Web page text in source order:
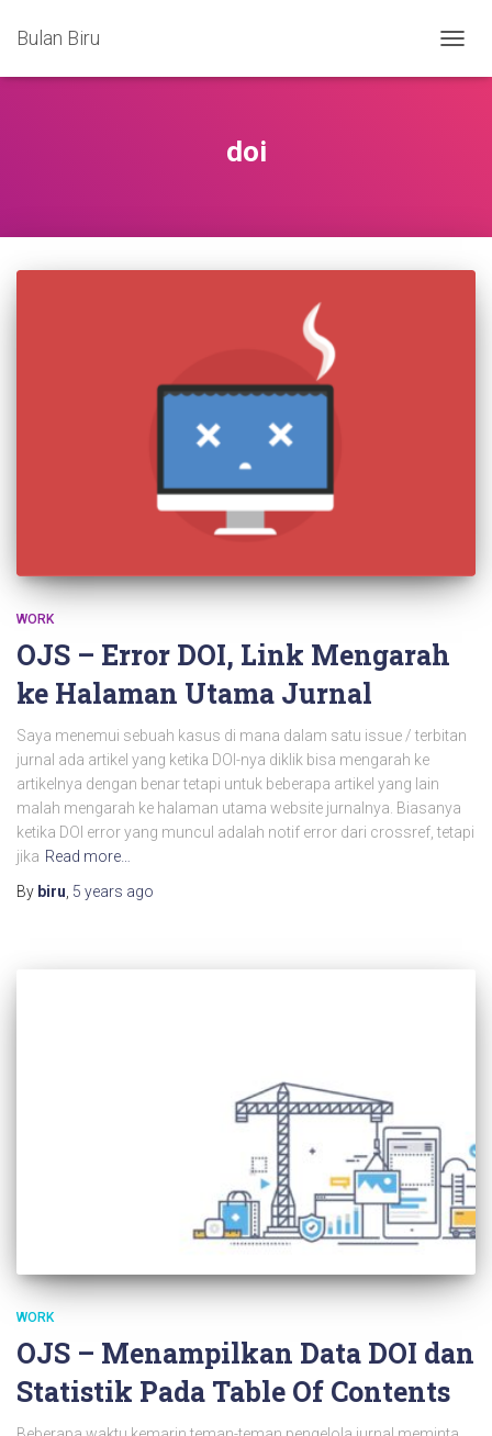
Bulan Biru
doi
WORK
OJS – Error DOI, Link Mengarah
ke Halaman Utama Jurnal
Saya menemui sebuah kasus di mana dalam satu issue / terbitan
jurnal ada artikel yang ketika DOI-nya diklik bisa mengarah ke
artikelnya dengan benar tetapi untuk beberapa artikel yang lain
malah mengarah ke halaman utama website jurnalnya. Biasanya
ketika DOI error yang muncul adalah notif error dari crossref, tetapi
jika Read more…
By biru 5 years ago
WORK
OJS – Menampilkan Data DOI dan
Statistik Pada Table Of Contents